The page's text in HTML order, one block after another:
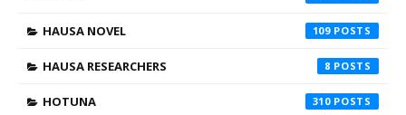
HAUSA NOVEL 109
HAUSA RESEARCHERS 8
HOTUNA 310